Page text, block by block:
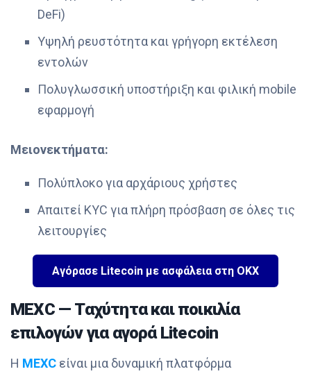
DeFi)
Υψηλή ρευστότητα και γρήγορη εκτέλεση
εντολών
Πολυγλωσσική υποστήριξη και φιλική mobile
εφαρμογή
Μειονεκτήματα:
Πολύπλοκο για αρχάριους χρήστες
Απαιτεί KYC για πλήρη πρόσβαση σε όλες τις
λειτουργίες
Αγόρασε Litecoin με ασφάλεια στη OKX
MEXC — Ταχύτητα και ποικιλία
επιλογών για αγορά Litecoin
Η MEXC είναι μια δυναμική πλατφόρμα